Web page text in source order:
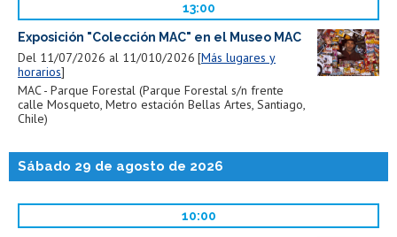
13:00
Exposición "Colección MAC" en el Museo MAC
Del 11/07/2026 al 11/010/2026 Más lugares y
horarios
MAC - Parque Forestal (Parque Forestal s/n frente
calle Mosqueto, Metro estación Bellas Artes, Santiago,
Chile)
Sábado 29 de agosto de 2026
10:00